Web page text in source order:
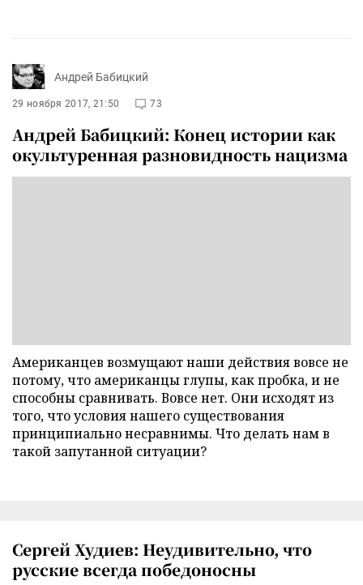
Андрей Бабицкий
29 ноября 2017, 21:50 73
Андрей Бабицкий: Конец истории как
окультуренная разновидность нацизма
Американцев возмущают наши действия вовсе не
потому, что американцы глупы, как пробка, и не
способны сравнивать. Вовсе нет. Они исходят из
того, что условия нашего существования
принципиально несравнимы. Что делать нам в
такой запутанной ситуации?
Сергей Худиев: Неудивительно, что
русские всегда победоносны